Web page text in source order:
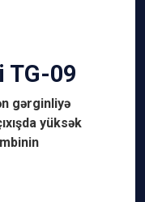
TG-09
gərginliyə
yüksək